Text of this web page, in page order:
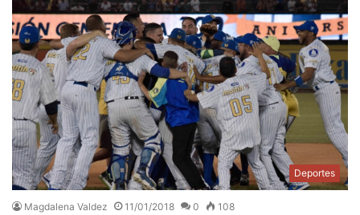
Deportes
Magdalena Valdez 11/01/2018 0 108